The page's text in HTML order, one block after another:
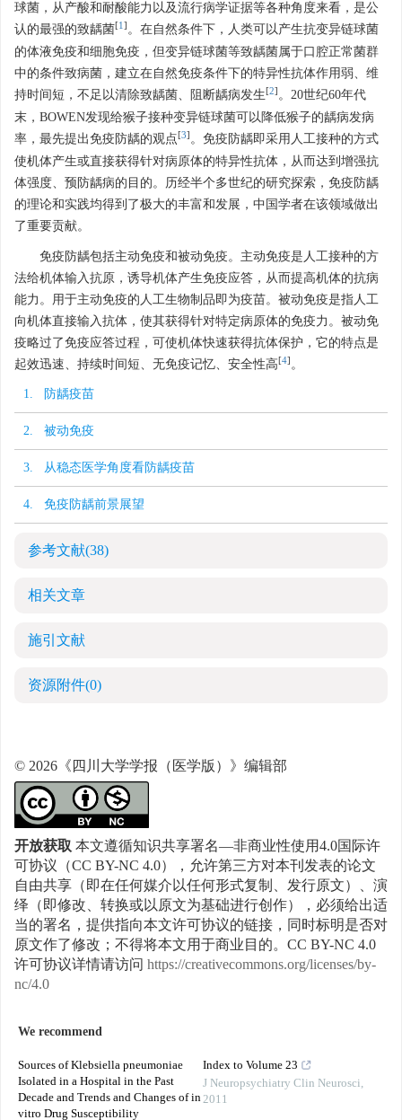
球菌，从产酸和耐酸能力以及流行病学证据等各种角度来看，是公
认的最强的致龋菌[1] 。在自然条件下，人类可以产生抗变异链球菌
的体液免疫和细胞免疫，但变异链球菌等致龋菌属于口腔正常菌群
中的条件致病菌，建立在自然免疫条件下的特异性抗体作用弱、维
持时间短，不足以清除致龋菌、阻断龋病发生[2] 。20世纪60年代
末，BOWEN发现给猴子接种变异链球菌可以降低猴子的龋病发病
率，最先提出免疫防龋的观点[3] 。免疫防龋即采用人工接种的方式
使机体产生或直接获得针对病原体的特异性抗体，从而达到增强抗
体强度、预防龋病的目的。历经半个多世纪的研究探索，免疫防龋
的理论和实践均得到了极大的丰富和发展，中国学者在该领域做出
了重要贡献。
免疫防龋包括主动免疫和被动免疫。主动免疫是人工接种的方
法给机体输入抗原，诱导机体产生免疫应答，从而提高机体的抗病
能力。用于主动免疫的人工生物制品即为疫苗。被动免疫是指人工
向机体直接输入抗体，使其获得针对特定病原体的免疫力。被动免
疫略过了免疫应答过程，可使机体快速获得抗体保护，它的特点是
起效迅速、持续时间短、无免疫记忆、安全性高[4] 。
1. 防龋疫苗
2. 被动免疫
3. 从稳态医学角度看防龋疫苗
4. 免疫防龋前景展望
参考文献(38)
相关文章
施引文献
资源附件(0)
© 2026《四川大学学报（医学版）》编辑部
开放获取本文遵循知识共享署名—非商业性使用4.0国际许
可协议（CC BY-NC 4.0），允许第三方对本刊发表的论文
自由共享（即在任何媒介以任何形式复制、发行原文）、演
绎（即修改、转换或以原文为基础进行创作），必须给出适
当的署名，提供指向本文许可协议的链接，同时标明是否对
原文作了修改；不得将本文用于商业目的。CC BY-NC 4.0
许可协议详情请访问 https://creativecommons.org/licenses/by-
nc/4.0
We recommend
Sources of Klebsiella pneumoniae
Isolated in a Hospital in the Past
Decade and Trends and Changes of in
vitro Drug Susceptibility
Index to Volume 23
J Neuropsychiatry Clin Neurosci,
2011